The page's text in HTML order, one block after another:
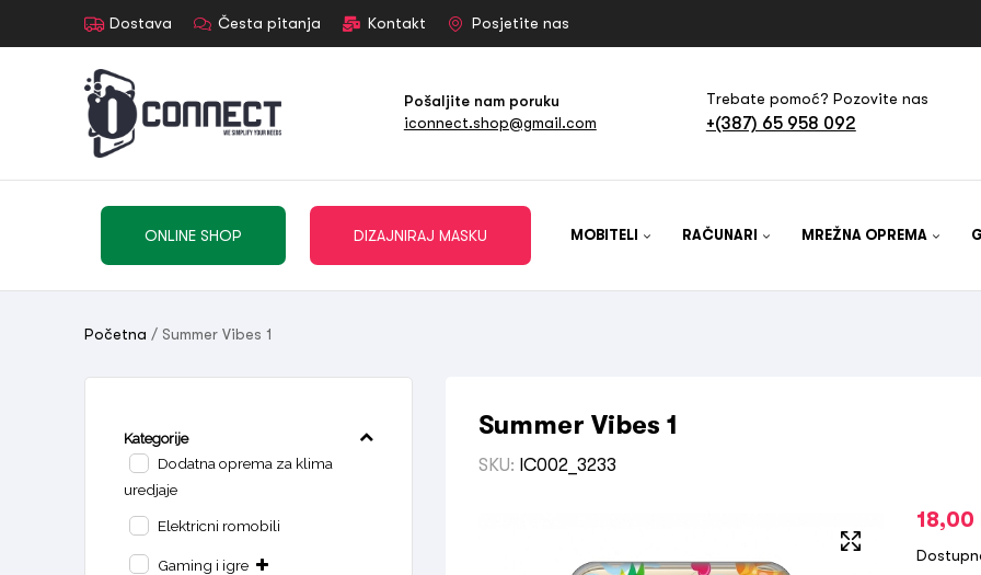
Dostava Česta pitanja Kontakt Posjetite nas
Pošaljite nam poruku
iconnect.shop@gmail.com
Trebate pomoć? Pozovite nas
+(387) 65 958 092
ONLINE SHOP DIZAJNIRAJ MASKU MOBITELI RAČUNARI MREŽNA OPREMA
Početna / Summer Vibes 1
Summer Vibes 1
SKU: IC002_3233
18,00
Kategorije
Dodatna oprema za klima
uredjaje
Elektricni romobili
Gaming i igre